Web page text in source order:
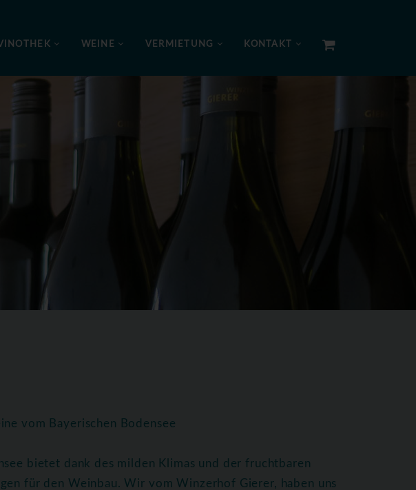
WEINE VERMIETUNG KONTAKT
vom Bayerischen Bodensee
bietet dank des milden Klimas und der fruchtbaren
für den Weinbau. Wir vom Winzerhof Gierer, haben uns